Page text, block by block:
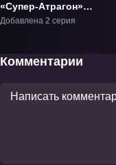
«Супер-Атрагон»
ОВА-1
Добавлена 2 серия
Комментарии